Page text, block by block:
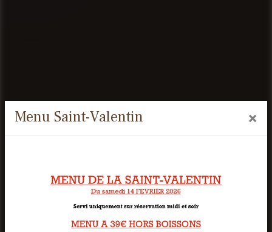
Menu Saint-Valentin ×